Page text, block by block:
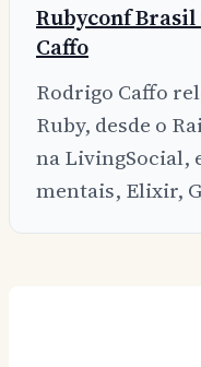
Rubyconf Brasil
Caffo
Rodrigo Caffo
Ruby, desde o
na LivingSocial,
mentais, Elixir,